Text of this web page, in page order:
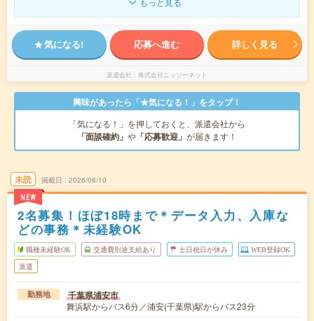
気になる! 応募へ進む 詳しく見る
派遣会社 株式会社ニッソーネット
興味があったら「★気になる！」をタップ！
「気になる！」を押しておくと、派遣会社から
「面談確約」 や 「応募歓迎」 が届きます！
未読
NEW
掲載日 2026/08/10
2名募集！ほぼ18時まで＊データ入力、入庫な
どの事務＊未経験OK
職種未経験OK 交通費別途支給あり 土日祝日が休み WEB登録OK
派遣
勤務地 千葉県浦安市
舞浜駅からバス6分／浦安(千葉県)駅からバス23分